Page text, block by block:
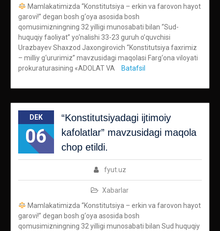
Mamlakatimizda “Konstitutsiya – erkin va farovon hayot
garovi!” degan bosh g‘oya asosida bosh
qomusimizningning 32 yilligi munosabati bilan “Sud-
huquqiy faoliyat” yo‘nalishi 33-23 guruh o’quvchisi
Urazbayev Shaxzod Jaxongirovich “Konstitutsiya faxrimiz
– milliy g‘ururimiz” mavzusidagi maqolasi Farg‘ona viloyati
prokuraturasining «ADOLAT VA
Batafsil
DEK
06
“Konstitutsiyadagi ijtimoiy
kafolatlar” mavzusidagi maqola
chop etildi.
fyut.uz
Xabarlar
Mamlakatimizda “Konstitutsiya – erkin va farovon hayot
garovi!” degan bosh g‘oya asosida bosh
qomusimizningning 32 yilligi munosabati bilan Sud huquqiy